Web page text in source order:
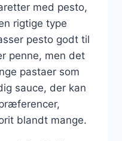
med pesto,
rigtige type
pesto godt til
penne, men det
pastaer som
sauce, der kan
blandt mange.